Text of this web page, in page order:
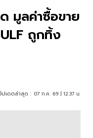
มูลค่าซื้อขาย
ถูกทิ้ง
ปเดตล่าสุด : 07 ก.ค. 69 | 12:37 น.